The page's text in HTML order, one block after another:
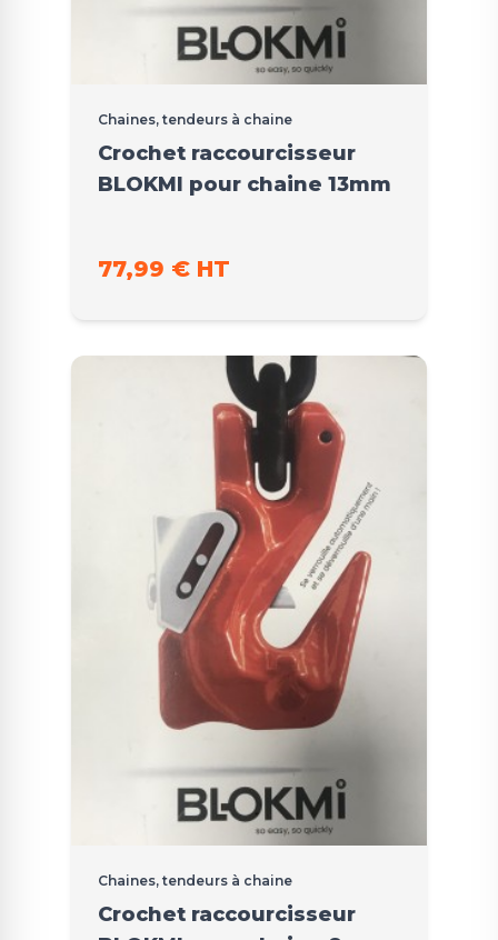
Chaines, tendeurs à chaine
Crochet raccourcisseur
BLOKMI pour chaine 13mm
77,99 € HT
Chaines, tendeurs à chaine
Crochet raccourcisseur